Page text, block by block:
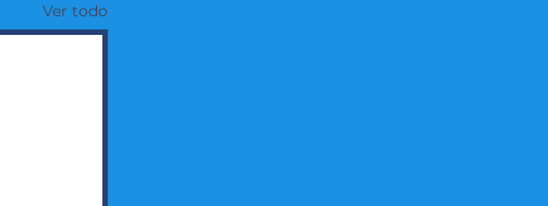
Ver todo